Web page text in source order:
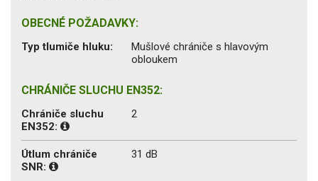
OBECNÉ POŽADAVKY:
Typ tlumiče hluku:
Mušlové chrániče s hlavovým
obloukem
CHRÁNIČE SLUCHU EN352:
Chrániče sluchu
EN352:
2
Útlum chrániče
SNR:
31 dB